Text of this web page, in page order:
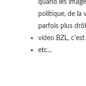
quand les
politique, de la
parfois plus
video BZL,
etc...